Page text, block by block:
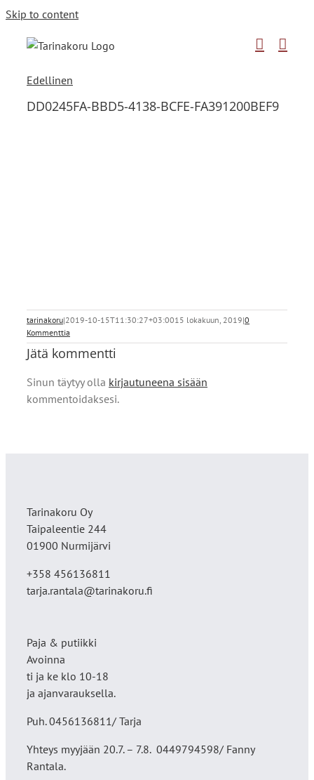
Skip to content
Edellinen
DD0245FA-BBD5-4138-BCFE-FA391200BEF9
tarinakoru|2019-10-15T11:30:27+03:0015 lokakuun, 2019|0
Kommenttia
Jätä kommentti
Sinun täytyy olla kirjautuneena sisään
kommentoidaksesi.
Tarinakoru Oy
Taipaleentie 244
01900 Nurmijärvi
+358 456136811
tarja.rantala@tarinakoru.fi
Paja & putiikki
Avoinna
ti ja ke klo 10-18
ja ajanvarauksella.
Puh. 0456136811/ Tarja
Yhteys myyjään 20.7. – 7.8. 0449794598/ Fanny
Rantala.